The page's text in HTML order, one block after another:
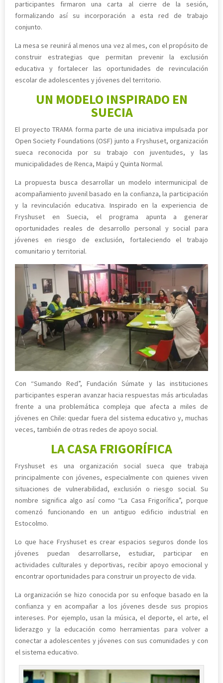
participantes firmaron una carta al cierre de la sesión,
formalizando así su incorporación a esta red de trabajo
conjunto.
La mesa se reunirá al menos una vez al mes, con el propósito de
construir estrategias que permitan prevenir la exclusión
educativa y fortalecer las oportunidades de revinculación
escolar de adolescentes y jóvenes del territorio.
UN MODELO INSPIRADO EN
SUECIA
El proyecto TRAMA forma parte de una iniciativa impulsada por
Open Society Foundations (OSF) junto a Fryshuset, organización
sueca reconocida por su trabajo con juventudes, y las
municipalidades de Renca, Maipú y Quinta Normal.
La propuesta busca desarrollar un modelo intermunicipal de
acompañamiento juvenil basado en la confianza, la participación
y la revinculación educativa. Inspirado en la experiencia de
Fryshuset en Suecia, el programa apunta a generar
oportunidades reales de desarrollo personal y social para
jóvenes en riesgo de exclusión, fortaleciendo el trabajo
comunitario y territorial.
Con “Sumando Red”, Fundación Súmate y las instituciones
participantes esperan avanzar hacia respuestas más articuladas
frente a una problemática compleja que afecta a miles de
jóvenes en Chile: quedar fuera del sistema educativo y, muchas
veces, también de otras redes de apoyo social.
LA CASA FRIGORÍFICA
Fryshuset es una organización social sueca que trabaja
principalmente con jóvenes, especialmente con quienes viven
situaciones de vulnerabilidad, exclusión o riesgo social. Su
nombre significa algo así como “La Casa Frigorífica”, porque
comenzó funcionando en un antiguo edificio industrial en
Estocolmo.
Lo que hace Fryshuset es crear espacios seguros donde los
jóvenes puedan desarrollarse, estudiar, participar en
actividades culturales y deportivas, recibir apoyo emocional y
encontrar oportunidades para construir un proyecto de vida.
La organización se hizo conocida por su enfoque basado en la
confianza y en acompañar a los jóvenes desde sus propios
intereses. Por ejemplo, usan la música, el deporte, el arte, el
liderazgo y la educación como herramientas para volver a
conectar a adolescentes y jóvenes con sus comunidades y con
el sistema educativo.